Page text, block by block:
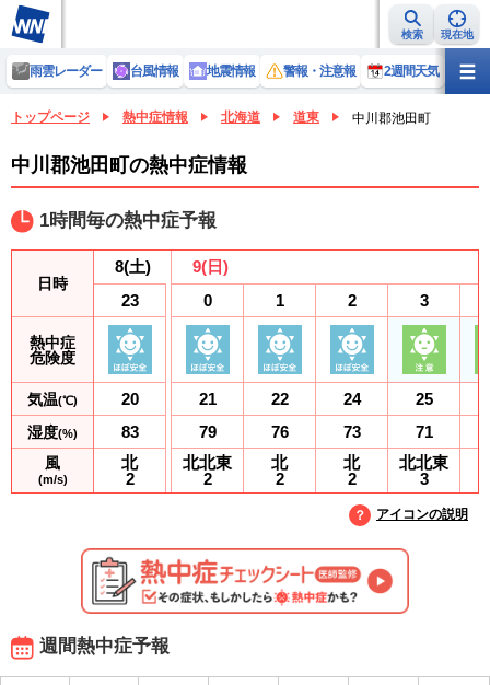
検索 現在地
雨雲レーダー 台風情報 地震情報 警報・注意報 2週間天気 ラ
トップページ 熱中症情報 北海道 道東 中川郡池田町
中川郡池田町の熱中症情報
1時間毎の熱中症予報
日時
熱中症
危険度
気温(℃)
湿度(%)
風
(m/s)
8(土)
23
20
83
北
2
9(日)
0
21
79
北北東
2
1
22
76
北
2
2
24
73
北
2
3
25
71
北北東
3
アイコンの説明
週間熱中症予報